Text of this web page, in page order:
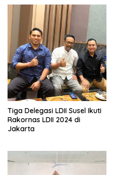
Tiga Delegasi LDII Susel Ikuti
Rakornas LDII 2024 di
Jakarta